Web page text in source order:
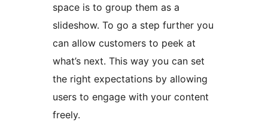
space is to group them as a
slideshow. To go a step further you
can allow customers to peek at
what’s next. This way you can set
the right expectations by allowing
users to engage with your content
freely.